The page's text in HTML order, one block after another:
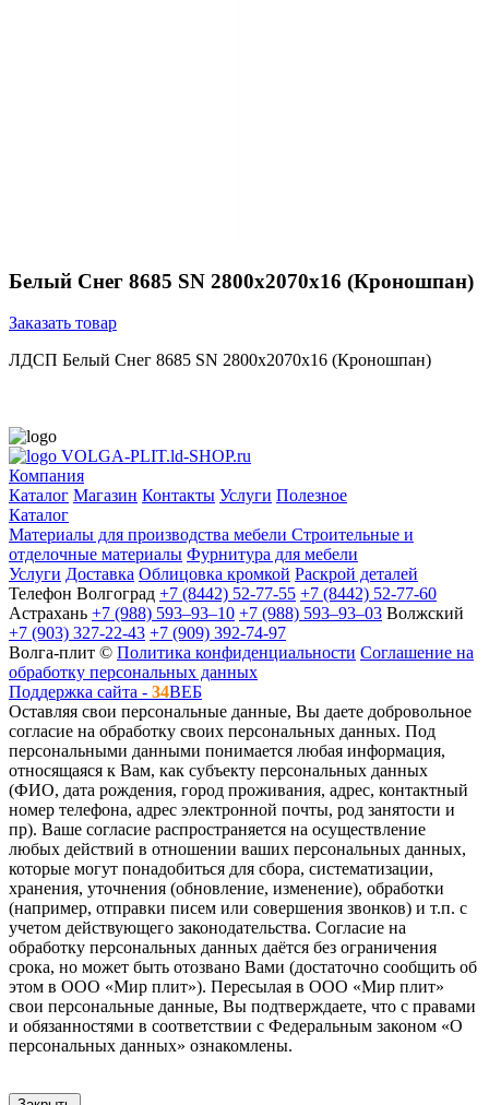
Белый Cнег 8685 SN 2800х2070х16 (Кроношпан)
Заказать товар
ЛДСП Белый Cнег 8685 SN 2800х2070х16 (Кроношпан)
VOLGA-PLIT.ld-SHOP.ru
Компания
Каталог Магазин Контакты Услуги Полезное
Каталог
Материалы для производства мебели Строительные и
отделочные материалы Фурнитура для мебели
Услуги Доставка Облицовка кромкой Раскрой деталей
Телефон Волгоград +7 (8442) 52-77-55 +7 (8442) 52-77-60
Астрахань +7 (988) 593‒93‒10 +7 (988) 593‒93‒03 Волжский
+7 (903) 327-22-43 +7 (909) 392-74-97
Волга-плит © Политика конфиденциальности Соглашение на
обработку персональных данных
Поддержка сайта - 34ВЕБ
Оставляя свои персональные данные, Вы даете добровольное
согласие на обработку своих персональных данных. Под
персональными данными понимается любая информация,
относящаяся к Вам, как субъекту персональных данных
(ФИО, дата рождения, город проживания, адрес, контактный
номер телефона, адрес электронной почты, род занятости и
пр). Ваше согласие распространяется на осуществление
любых действий в отношении ваших персональных данных,
которые могут понадобиться для сбора, систематизации,
хранения, уточнения (обновление, изменение), обработки
(например, отправки писем или совершения звонков) и т.п. с
учетом действующего законодательства. Согласие на
обработку персональных данных даётся без ограничения
срока, но может быть отозвано Вами (достаточно сообщить об
этом в ООО «Мир плит»). Пересылая в ООО «Мир плит»
свои персональные данные, Вы подтверждаете, что с правами
и обязанностями в соответствии с Федеральным законом «О
персональных данных» ознакомлены.